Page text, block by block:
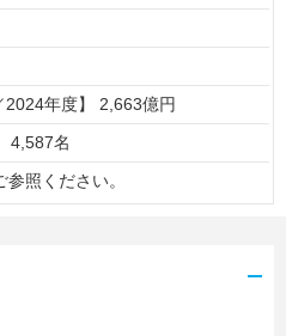
2024年度】 2,663億円
4,587名
照ください。